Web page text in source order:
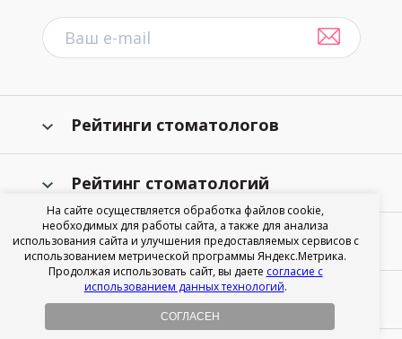
Рейтинги стоматологов
Рейтинг стоматологий
Информация
О портале
На сайте осуществляется обработка файлов cookie,
необходимых для работы сайта, а также для анализа
использования сайта и улучшения предоставляемых сервисов с
использованием метрической программы Яндекс.Метрика.
Продолжая использовать сайт, вы даете согласие с
использованием данных технологий.
СОГЛАСЕН